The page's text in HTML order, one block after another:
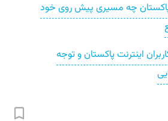
چه مسیری پیش روی خود
اینترنت پاکستان و توجه